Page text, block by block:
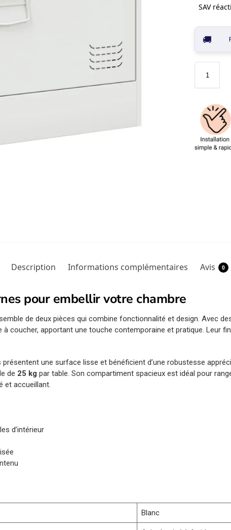
SAV
Description Informations complémentaires Avis 0
pour embellir votre chambre
de deux pièces qui combine fonctionnalité et design. Avec
coucher, apportant une touche contemporaine et pratique. Leur
présentent une surface lisse et bénéficient d’une robustesse
de 25 kg par table. Son compartiment spacieux est idéal pour
et accueillant.
d’intérieur
Blanc